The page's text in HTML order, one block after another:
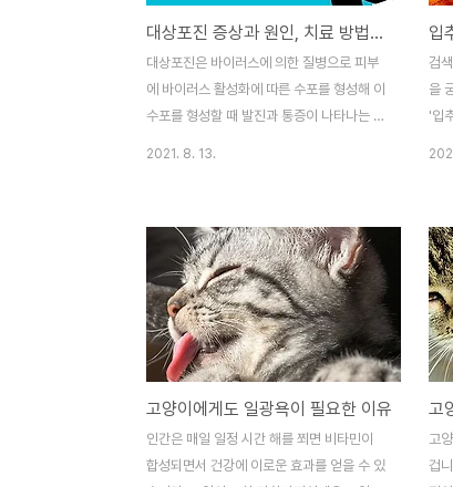
대상포진 증상과 원인, 치료 방법은 뭘까?
대상포진은 바이러스에 의한 질병으로 피부
에 바이러스 활성화에 따른 수포를 형성해 이
수포를 형성할 때 발진과 통증이 나타나는 것
되어 나타나는 경우가 많은 편입니다. 대상포
진 바이러스 자체는 헤르페스와 같은 감염에
의해서 나타나기도 하지만 대부분 수두와 같
은 일전에 앓았던 질환들이 우리 몸의 신경
세포안이나 자율신경계의 세포안에 잠복하여
있다가 다시 발생하는 경우가 대부분입니다.
따라서 우리 인체의 면역력이 떨어지게 될 때
숨어있던 세포막을 깨고 나와서 몸의 신경섬
유를 따라 신경 부분에 접근하여 피부에 바이
2021. 8. 13.
입
검
을
'입
적
으
살
동
유
다'
주
문
과
고양이에게도 일광욕이 필요한 이유
인간은 매일 일정 시간 해를 쬐면 비타민이
합성되면서 건강에 이로운 효과를 얻을 수 있
고
겁